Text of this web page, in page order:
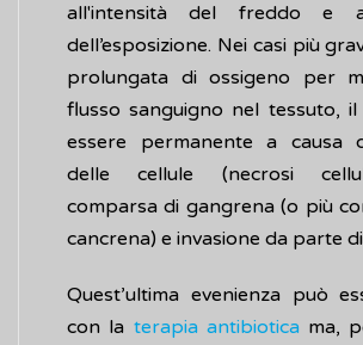
all'intensità del freddo e
dell’esposizione. Nei casi più
prolungata di ossigeno per
flusso sanguigno nel tessuto,
essere permanente a causa
delle cellule (necrosi
comparsa di gangrena (o più
cancrena) e invasione da parte di
Quest’ultima evenienza può
con la terapia antibioticama,